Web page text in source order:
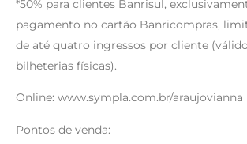
*50% para clientes Banrisul,
pagamento no cartão Banricompras,
de até quatro ingressos por cliente
bilheterias físicas).
Online: www.sympla.com.br/araujovianna
Pontos de venda: